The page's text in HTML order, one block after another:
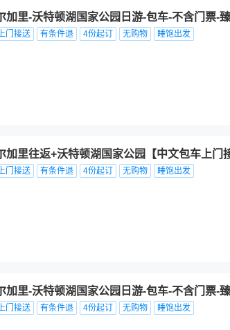
加里-沃特顿湖国家公园日游-包车-不含门票-
门接送 有条件退 4份起订 无购物 睡饱出发
加里往返+沃特顿湖国家公园【中文包车上门
门接送 有条件退 4份起订 无购物 睡饱出发
加里-沃特顿湖国家公园日游-包车-不含门票-
门接送 有条件退 4份起订 无购物 睡饱出发